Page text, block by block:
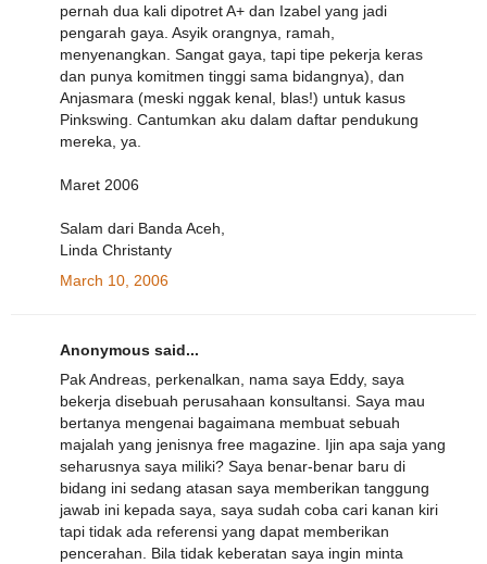
pernah dua kali dipotret A+ dan Izabel yang jadi
pengarah gaya. Asyik orangnya, ramah,
menyenangkan. Sangat gaya, tapi tipe pekerja keras
dan punya komitmen tinggi sama bidangnya), dan
Anjasmara (meski nggak kenal, blas!) untuk kasus
Pinkswing. Cantumkan aku dalam daftar pendukung
mereka, ya.
Maret 2006
Salam dari Banda Aceh,
Linda Christanty
March 10, 2006
Anonymous said...
Pak Andreas, perkenalkan, nama saya Eddy, saya
bekerja disebuah perusahaan konsultansi. Saya mau
bertanya mengenai bagaimana membuat sebuah
majalah yang jenisnya free magazine. Ijin apa saja yang
seharusnya saya miliki? Saya benar-benar baru di
bidang ini sedang atasan saya memberikan tanggung
jawab ini kepada saya, saya sudah coba cari kanan kiri
tapi tidak ada referensi yang dapat memberikan
pencerahan. Bila tidak keberatan saya ingin minta